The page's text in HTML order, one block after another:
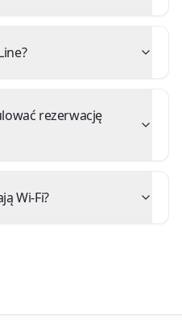
rezerwację
Wi-Fi?